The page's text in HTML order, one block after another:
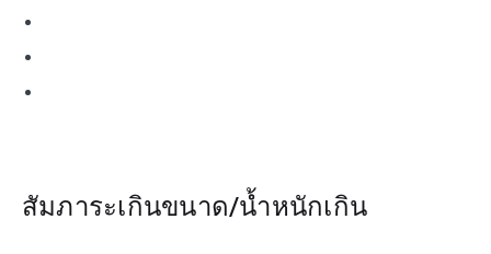
สัมภาระเกินขนาด/น้ำหนักเกิน